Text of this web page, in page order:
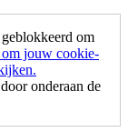
om
jouw cookie-
onderaan de